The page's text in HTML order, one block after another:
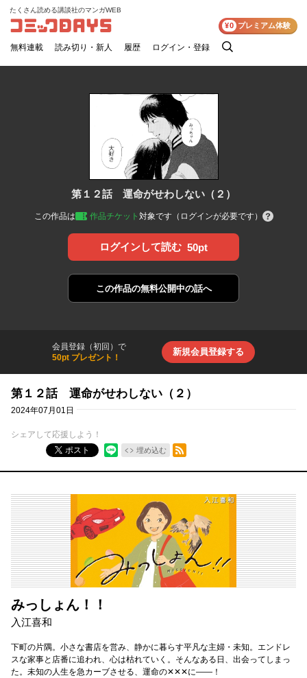
コミックDAYS
たくさん読める講談社のマンガWEB
無料連載 読み切り・新人 履歴 ログイン・登録
検
¥0 プレミアム体験
第１２話 運命がせわしない（２）
この作品は 作品チケット 対象です（ログインが必要です）
ログインして読む 50pt
この作品の無料公開中の話へ
会員登録（初回）で
50pt プレゼント！
新規会員登録する
第１２話 運命がせわしない（２）
2024年07月01日
シェアして応援しよう！
ポスト
埋め込む
RSSフィード
みっしょん！！
入江喜和
下町の片隅。小さな書店を営み、静かに暮らす平凡な主婦・未知。エンドレ
スな家事と店番に追われ、心は枯れていく。そんなある日、出会ってしまっ
た。未知の人生を急カーブさせる、運命の✕✕✕に――！